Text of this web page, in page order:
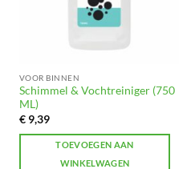
VOOR BINNEN
Schimmel & Vochtreiniger (750
ML)
€9,39
TOEVOEGEN AAN
WINKELWAGEN